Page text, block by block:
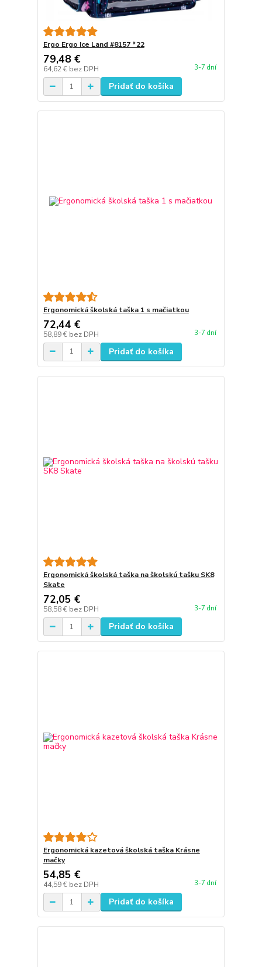
Ergo Ergo Ice Land #8157 *22
79,48 €
64,62 € bez DPH 3-7 dní
Pridať do košíka
Ergonomická školská taška 1 s mačiatkou
72,44 €
58,89 € bez DPH 3-7 dní
Pridať do košíka
Ergonomická školská taška na školskú tašku SK8
Skate
72,05 €
58,58 € bez DPH 3-7 dní
Pridať do košíka
Ergonomická kazetová školská taška Krásne
mačky
54,85 €
44,59 € bez DPH 3-7 dní
Pridať do košíka